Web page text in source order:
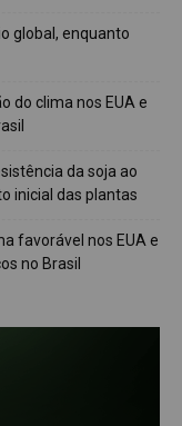
global, enquanto
do clima nos EUA e
da soja ao
inicial das plantas
favorável nos EUA e
no Brasil